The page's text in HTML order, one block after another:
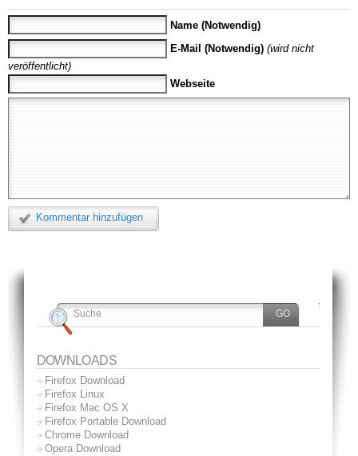
Name (Notwendig)
E-Mail (Notwendig) (wird nicht
veröffentlicht)
Webseite
Kommentar hinzufügen
DOWNLOADS
Firefox Download
Firefox Linux
Firefox Mac OS X
Firefox Portable Download
Chrome Download
Opera Download